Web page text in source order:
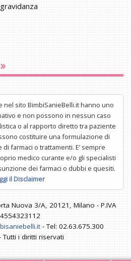
»
sito BimbiSanieBelli.it hanno uno
e non possono in nessun caso
o al rapporto diretto tra paziente
costituire una formulazione di
farmaci o trattamenti. E’ sempre
medico curante e/o gli specialisti
dei farmaci o dubbi e quesiti.
il Disclaimer
Nuova 3/A, 20121, Milano - P.IVA
- Tel: 02.63.675.300
i diritti riservati